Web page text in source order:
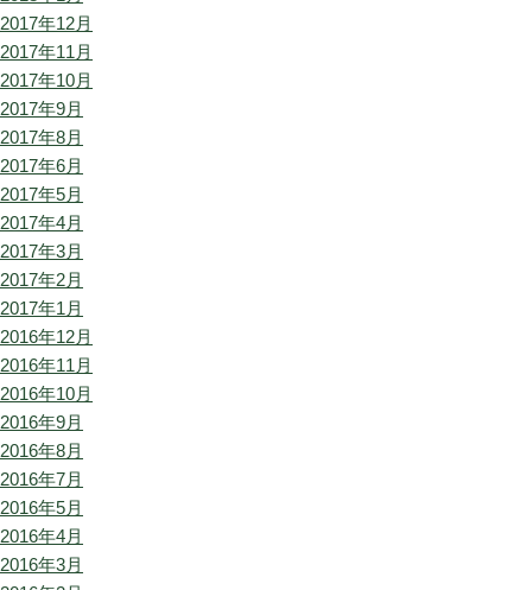
2017年12月
2017年11月
2017年10月
2017年9月
2017年8月
2017年6月
2017年5月
2017年4月
2017年3月
2017年2月
2017年1月
2016年12月
2016年11月
2016年10月
2016年9月
2016年8月
2016年7月
2016年5月
2016年4月
2016年3月